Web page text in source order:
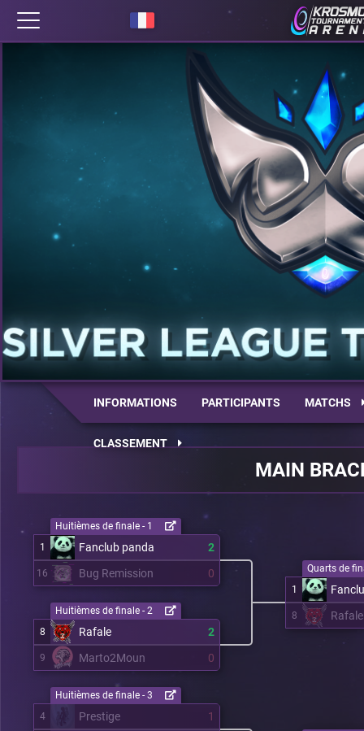
INFORMATIONS PARTICIPANTS MATCHS
CLASSEMENT
MAIN
1 Fanclub panda 2
16 Bug Remission 0
Huitièmes de finale - 1
8 Rafale 2
9 Marto2Moun 0
Huitièmes de finale - 2
4 Prestige 1
Huitièmes de finale - 3
1
8 Rafale
Quarts de